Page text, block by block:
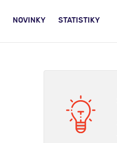
NOVINKY STATISTIKY